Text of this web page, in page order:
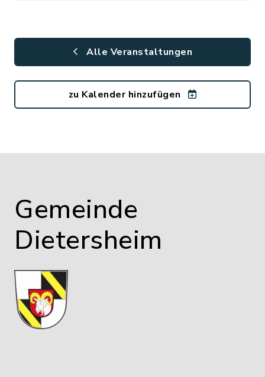
Alle Veranstaltungen
zu Kalender hinzufügen
Gemeinde
Dietersheim